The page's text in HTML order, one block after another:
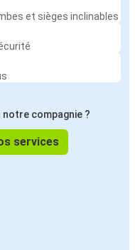
et sièges inclinables
compagnie ?
services